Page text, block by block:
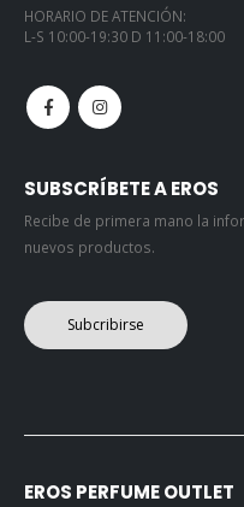
HORARIO DE ATENCIÓN:
L-S 10:00-19:30 D 11:00-18:00
SUBSCRÍBETE A EROS
Recibe de primera mano la
nuevos productos.
Subcribirse
EROS PERFUME OUTLET